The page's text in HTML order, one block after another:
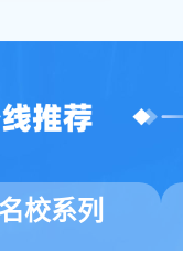
名校系列